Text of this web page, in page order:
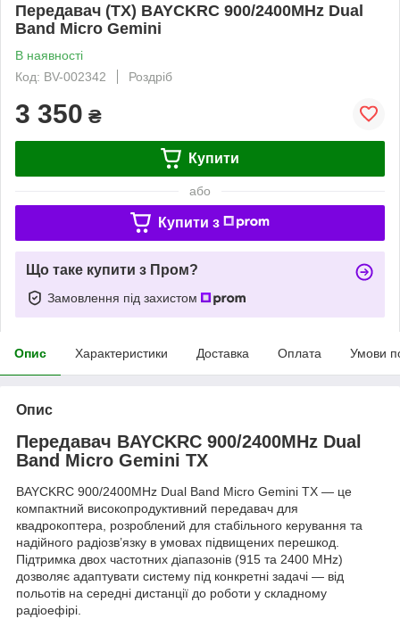
Передавач (TX) BAYCKRC 900/2400MHz Dual
Band Micro Gemini
В наявності
Код: BV-002342
Роздріб
3 350 ₴
Купити
або
Купити з
Що таке купити з Пром?
Замовлення під захистом
Опис Характеристики Доставка Оплата Умови
Опис
Передавач BAYCKRC 900/2400MHz Dual
Band Micro Gemini TX
BAYCKRC 900/2400MHz Dual Band Micro Gemini TX — це
компактний високопродуктивний передавач для
квадрокоптера, розроблений для стабільного керування та
надійного радіозв’язку в умовах підвищених перешкод.
Підтримка двох частотних діапазонів (915 та 2400 MHz)
дозволяє адаптувати систему під конкретні задачі — від
польотів на середні дистанції до роботи у складному
радіоефірі.